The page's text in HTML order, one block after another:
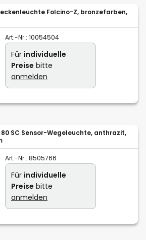
Folcino-Z, bronzefarben,
Art.-Nr.: 10054504
Für individuelle
Preise bitte
anmelden
80 SC Sensor-Wegeleuchte, anthrazit,
Art.-Nr.: 8505766
Für individuelle
Preise bitte
anmelden